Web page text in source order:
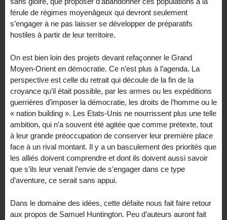
férule de régimes moyenâgeux qui devront seulement
s’engager à ne pas laisser se développer de préparatifs
hostiles à partir de leur territoire.
On est bien loin des projets devant refaçonner le Grand
Moyen-Orient en démocratie. Ce n’est plus à l’agenda. La
perspective est celle du retrait qui découle de la fin de la
croyance qu’il était possible, par les armes ou les expéditions
guerrières d’imposer la démocratie, les droits de l’homme ou le
« nation building ». Les Etats-Unis ne nourrissent plus une telle
ambition, qui n’a souvent été agitée que comme prétexte, tout
à leur grande préoccupation de conserver leur première place
face à un rival montant. Il y a un basculement des priorités que
les alliés doivent comprendre et dont ils doivent aussi savoir
que s’ils leur venait l’envie de s’engager dans ce type
d’aventure, ce serait sans appui.
Dans le domaine des idées, cette défaite nous fait faire retour
aux propos de Samuel Huntington. Peu d’auteurs auront fait